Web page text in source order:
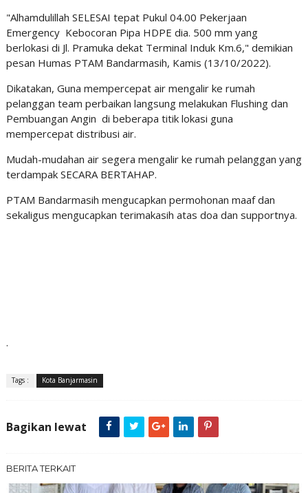
"Alhamdulillah SELESAI tepat Pukul 04.00 Pekerjaan
Emergency Kebocoran Pipa HDPE dia. 500 mm yang
berlokasi di Jl. Pramuka dekat Terminal Induk Km.6," demikian
pesan Humas PTAM Bandarmasih, Kamis (13/10/2022).
Dikatakan, Guna mempercepat air mengalir ke rumah
pelanggan team perbaikan langsung melakukan Flushing dan
Pembuangan Angin di beberapa titik lokasi guna
mempercepat distribusi air.
Mudah-mudahan air segera mengalir ke rumah pelanggan yang
terdampak SECARA BERTAHAP.
PTAM Bandarmasih mengucapkan permohonan maaf dan
sekaligus mengucapkan terimakasih atas doa dan supportnya.
.
Tags : Kota Banjarmasin
Bagikan lewat
BERITA TERKAIT